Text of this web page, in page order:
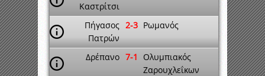
Καστρίτσι
Πήγασος
Πατρών
2-3 Ρωμανός
Δρέπανο 7-1 Ολυμπιακός
Ζαρουχλεΐκων